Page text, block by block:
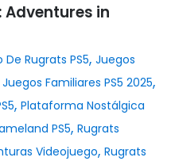
Adventures in
De Rugrats PS5, Juegos
Juegos Familiares PS5 2025,
, Plataforma Nostálgica
PS5, Rugrats
Videojuego, Rugrats